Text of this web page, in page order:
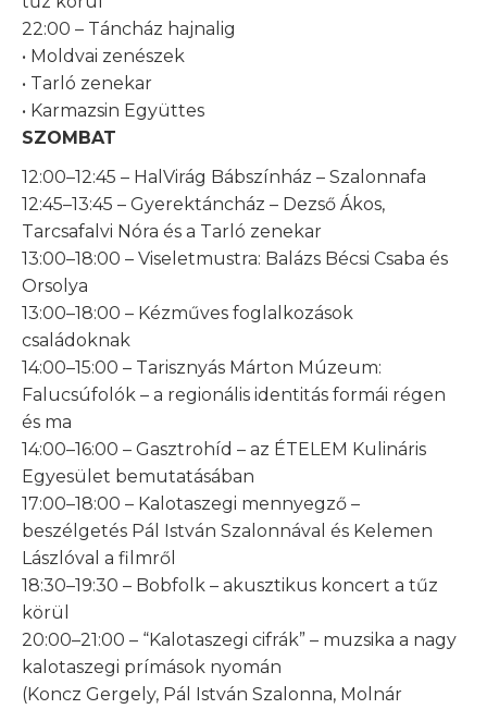
22:00 – Táncház hajnalig
• Moldvai zenészek
• Tarló zenekar
• Karmazsin Együttes
SZOMBAT
12:00–12:45 – HalVirág Bábszínház – Szalonnafa
12:45–13:45 – Gyerektáncház – Dezső Ákos,
Tarcsafalvi Nóra és a Tarló zenekar
13:00–18:00 – Viseletmustra: Balázs Bécsi Csaba és
Orsolya
13:00–18:00 – Kézműves foglalkozások
családoknak
14:00–15:00 – Tarisznyás Márton Múzeum:
Falucsúfolók – a regionális identitás formái régen
és ma
14:00–16:00 – Gasztrohíd – az ÉTELEM Kulináris
Egyesület bemutatásában
17:00–18:00 – Kalotaszegi mennyegző –
beszélgetés Pál István Szalonnával és Kelemen
Lászlóval a filmről
18:30–19:30 – Bobfolk – akusztikus koncert a tűz
körül
20:00–21:00 – “Kalotaszegi cifrák” – muzsika a nagy
kalotaszegi prímások nyomán
(Koncz Gergely, Pál István Szalonna, Molnár